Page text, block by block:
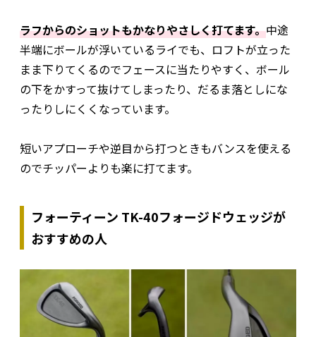
ラフからのショットもかなりやさしく打てます。中途
半端にボールが浮いているライでも、ロフトが立った
まま下りてくるのでフェースに当たりやすく、ボール
の下をかすって抜けてしまったり、だるま落としにな
ったりしにくくなっています。
短いアプローチや逆目から打つときもバンスを使える
のでチッパーよりも楽に打てます。
フォーティーン TK-40フォージドウェッジが
おすすめの人